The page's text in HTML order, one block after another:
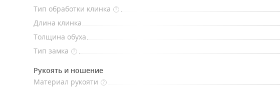
Тип обработки клинка ?
Длина клинка
Толщина обуха
Тип замка
?
Рукоять и ношение
Материал рукояти
?